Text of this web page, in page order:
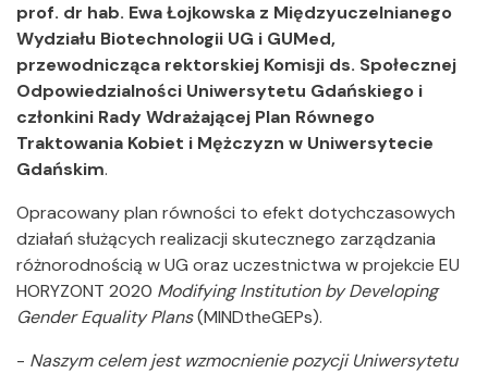
prof. dr hab. Ewa Łojkowska z Międzyuczelnianego
Wydziału Biotechnologii UG i GUMed,
przewodnicząca rektorskiej Komisji ds. Społecznej
Odpowiedzialności Uniwersytetu Gdańskiego i
członkini Rady Wdrażającej Plan Równego
Traktowania Kobiet i Mężczyzn w Uniwersytecie
Gdańskim.
Opracowany plan równości to efekt dotychczasowych
działań służących realizacji skutecznego zarządzania
różnorodnością w UG oraz uczestnictwa w projekcie EU
HORYZONT 2020 Modifying Institution by Developing
Gender Equality Plans(MINDtheGEPs).
- Naszym celem jest wzmocnienie pozycji Uniwersytetu